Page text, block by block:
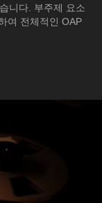
니다. 부주제 요소
여 전체적인 OAP